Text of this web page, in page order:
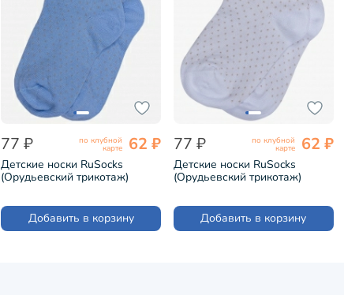
77 ₽ по клубной
карте 62 ₽
Детские носки RuSocks
(Орудьевский трикотаж)
Добавить в корзину
77 ₽ по клубной
карте 62 ₽
Детские носки RuSocks
(Орудьевский трикотаж)
Добавить в корзину